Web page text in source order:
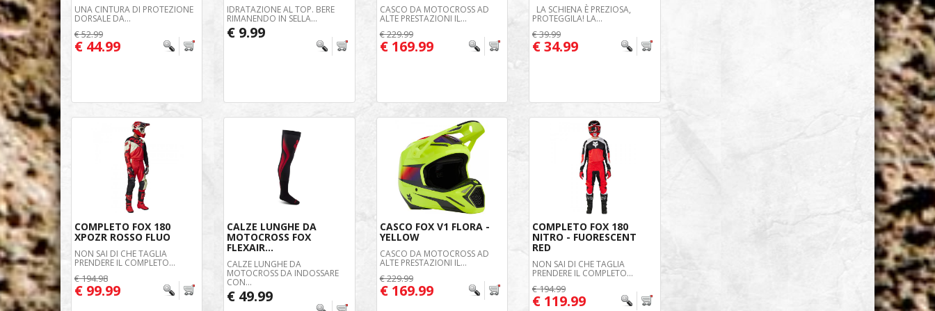
UNA CINTURA DI PROTEZIONE
DORSALE DA...
€ 52.99
€ 44.99
IDRATAZIONE AL TOP. BERE
RIMANENDO IN SELLA...
€ 9.99
CASCO DA MOTOCROSS AD
ALTE PRESTAZIONI IL...
€ 229.99
€ 169.99
LA SCHIENA È PREZIOSA,
PROTEGGILA! LA...
€ 39.99
€ 34.99
COMPLETO FOX 180
XPOZR ROSSO FLUO
NON SAI DI CHE TAGLIA
PRENDERE IL COMPLETO...
€ 194.98
€ 99.99
CALZE LUNGHE DA
MOTOCROSS FOX
FLEXAIR...
CALZE LUNGHE DA
MOTOCROSS DA INDOSSARE
CON...
€ 49.99
CASCO FOX V1 FLORA -
YELLOW
CASCO DA MOTOCROSS AD
ALTE PRESTAZIONI IL...
€ 229.99
€ 169.99
COMPLETO FOX 180
NITRO - FUORESCENT
RED
NON SAI DI CHE TAGLIA
PRENDERE IL COMPLETO...
€ 194.99
€ 119.99